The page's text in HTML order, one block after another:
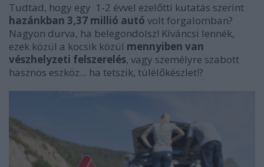
Tudtad, hogy egy 1-2 évvel ezelőtti kutatás szerint
hazánkban 3,37 millió autó volt forgalomban?
Nagyon durva, ha belegondolsz! Kíváncsi lennék,
ezek közül a kocsik közül mennyiben van
vészhelyzeti felszerelés, vagy személyre szabott
hasznos eszköz... ha tetszik, túlélőkészlet!?